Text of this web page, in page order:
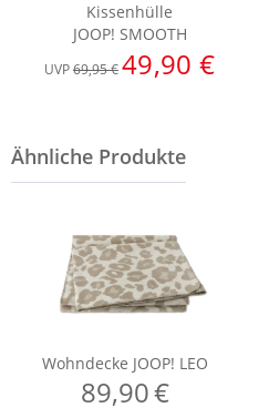
Kissenhülle
JOOP! SMOOTH
UVP69,95 €49,90 €